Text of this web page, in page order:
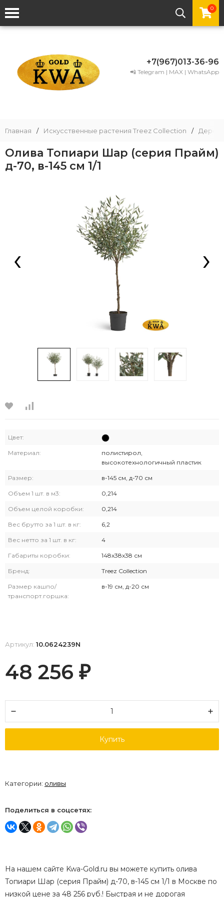
0
+7(967)013-36-96
📲 Telegram | MAX | WhatsApp
Главная / Искусственные растения Treez Collection /
Олива Топиари Шар (серия Прайм)
д-70, в-145 см 1/1
‹ ›
Цвет:
Материал:
полистирол,
высокотехнологичный пластик
Размер: в-145 см, д-70 см
Объем 1 шт. в м3: 0,214
Объем целой коробки: 0,214
Вес брутто за 1 шт. в кг: 6,2
Вес нетто за 1 шт. в кг: 4
Габариты коробки: 148х38х38 см
Бренд: Treez Collection
Размер кашпо/
транспорт.горшка:
в-19 см, д-20 см
Артикул: 10.0624239N
48 256 ₽
Купить
Категории: оливы
Поделиться в соцсетях:
На нашем сайте Kwa-Gold.ru вы можете купить олива
Топиари Шар (серия Прайм) д-70, в-145 см 1/1 в Москве по
низкой цене за 48 256 руб.! Быстрая и не дорогая